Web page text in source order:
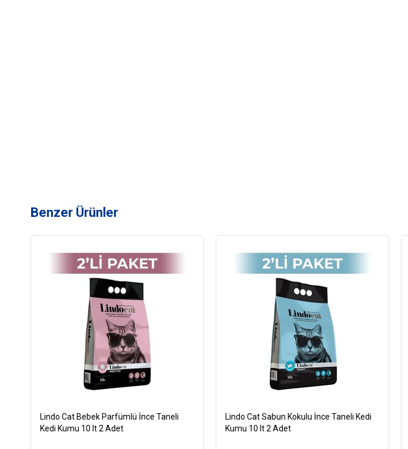
Benzer Ürünler
Lindo Cat Bebek Parfümlü İnce Taneli
Kedi Kumu 10 lt 2 Adet
Lindo Cat Sabun Kokulu İnce Taneli Kedi
Kumu 10 lt 2 Adet